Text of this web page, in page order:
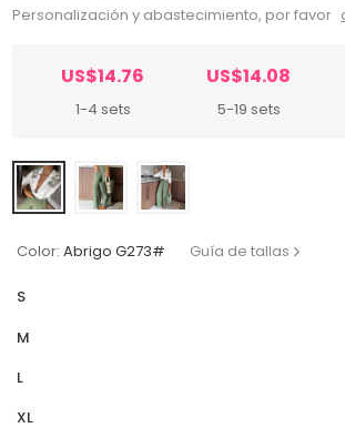
Personalización y abastecimiento, por favor
US$14.76
1-4 sets
US$14.08
5-19 sets
Color: Abrigo G273# Guía de tallas
S
M
L
XL